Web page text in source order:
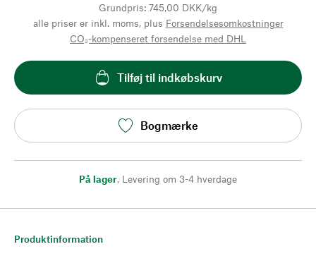
Grundpris: 745,00 DKK/kg
alle priser er inkl. moms, plus Forsendelsesomkostninger
CO₂-kompenseret forsendelse med DHL
Tilføj til indkøbskurv
Bogmærke
På lager, Levering om 3-4 hverdage
Produktinformation